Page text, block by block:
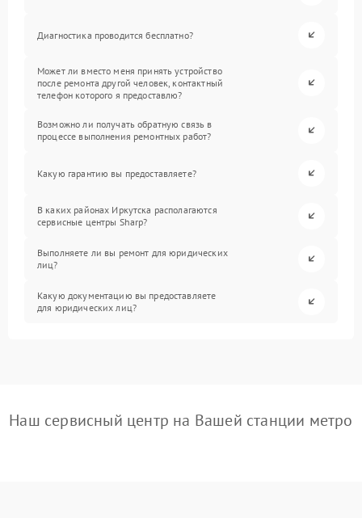
Диагностика проводится бесплатно?
Может ли вместо меня принять устройство
после ремонта другой человек, контактный
телефон которого я предоставлю?
Возможно ли получать обратную связь в
процессе выполнения ремонтных работ?
Какую гарантию вы предоставляете?
В каких районах Иркутска располагаются
сервисные центры Sharp?
Выполняете ли вы ремонт для юридических
лиц?
Какую документацию вы предоставляете
для юридических лиц?
Наш сервисный центр на Вашей станции метро